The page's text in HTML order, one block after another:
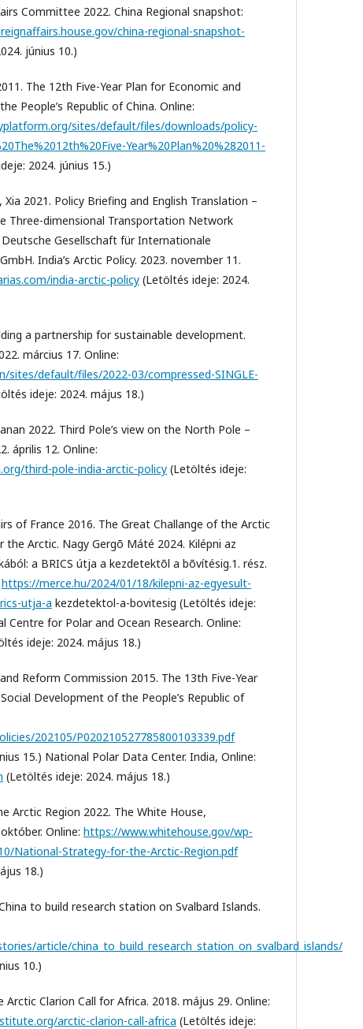
Committee 2022. China Regional snapshot:
china-regional-snapshot-
június 10.)
The 12th Five-Year Plan for Economic and
People’s Republic of China. Online:
sites/default/files/downloads/policy-
Year%20Plan%20%282011-
2024. június 15.)
2021. Policy Briefing and English Translation –
Three-dimensional Transportation Network
Gesellschaft für Internationale
India’s Arctic Policy. 2023. november 11.
india-arctic-policy (Letöltés ideje: 2024.
a partnership for sustainable development.
március 17. Online:
sites/default/files/2022-03/compressed-SINGLE-
ideje: 2024. május 18.)
2022. Third Pole’s view on the North Pole –
április 12. Online:
third-pole-india-arctic-policy (Letöltés ideje:
of France 2016. The Great Challange of the Arctic
Arctic. Nagy Gergõ Máté 2024. Kilépni az
a BRICS útja a kezdetektõl a bõvítésig.1. rész.
https://merce.hu/2024/01/18/kilepni-az-egyesult-
utja-a kezdetektol-a-bovitesig (Letöltés ideje:
Centre for Polar and Ocean Research. Online:
ideje: 2024. május 18.)
Reform Commission 2015. The 13th Five-Year
Development of the People’s Republic of
202105/P020210527785800103339.pdf
15.) National Polar Data Center. India, Online:
(Letöltés ideje: 2024. május 18.)
Arctic Region 2022. The White House,
Online: https://www.whitehouse.gov/wp-
National-Strategy-for-the-Arctic-Region.pdf
18.)
to build research station on Svalbard Islands.
article/china_to_build_research_station_on_svalbard_islands/
10.)
Arctic Clarion Call for Africa. 2018. május 29. Online:
arctic-clarion-call-africa (Letöltés ideje: